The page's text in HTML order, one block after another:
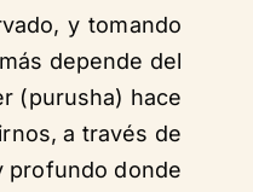
y tomando
depende del
(purusha) hace
a través de
profundo donde